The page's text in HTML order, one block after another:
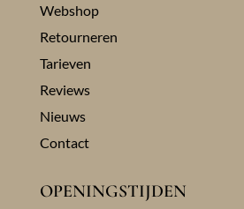
Webshop
Retourneren
Tarieven
Reviews
Nieuws
Contact
OPENINGSTIJDEN